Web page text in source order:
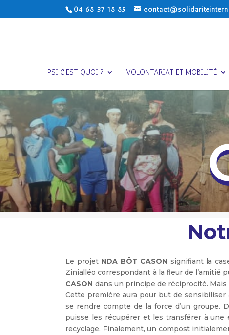
04 68 37 18 85
PSI C’EST QUOI ? VOLONTARIAT ET MOBILITÉ
Le projet NDA BÔT CASON signifiant la
Zinialléo correspondant à la fleur de l’amitié
CASON dans un principe de réciprocité.
Cette première aura pour but de sensibiliser
se rendre compte de la force d’un groupe.
puisse les récupérer et les transférer à
recyclage. Finalement, un compost